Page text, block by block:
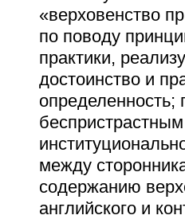
«верховенство
по поводу
практики,
достоинство и
между
содержанию
английского и